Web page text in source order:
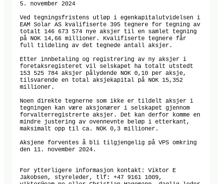
5. november 2024
Ved tegningsfristens utløp i egenkapitalutvidelsen i
EAM Solar AS kvalifiserte 395 tegnere for tegning av
totalt 146 673 574 nye aksjer til en samlet tegning
på NOK 14,66 millioner. Kvalifiserte tegnere får
full tildeling av det tegnede antall aksjer.
Etter innbetaling og registrering av ny aksjer i
foretaksregisteret vil selskapet ha totalt utstedt
153 525 784 aksjer pålydende NOK 0,10 per aksje,
tilsvarende en total aksjekapital på NOK 15,352
millioner.
Noen direkte tegnerne som ikke er tildelt aksjer i
tegningen kan være aksjonærer i selskapet gjennom
forvalterregistrerte aksjer. Det kan derfor komme en
mindre justering av ovennevnte beløp i etterkant,
maksimalt opp til ca. NOK 0,3 millioner.
Aksjene forventes å bli tilgjengelig på VPS omkring
den 11. november 2024.
For ytterligere informasjon kontakt: Viktor E
Jakobsen, styreleder, tlf: +47 9161 1009,